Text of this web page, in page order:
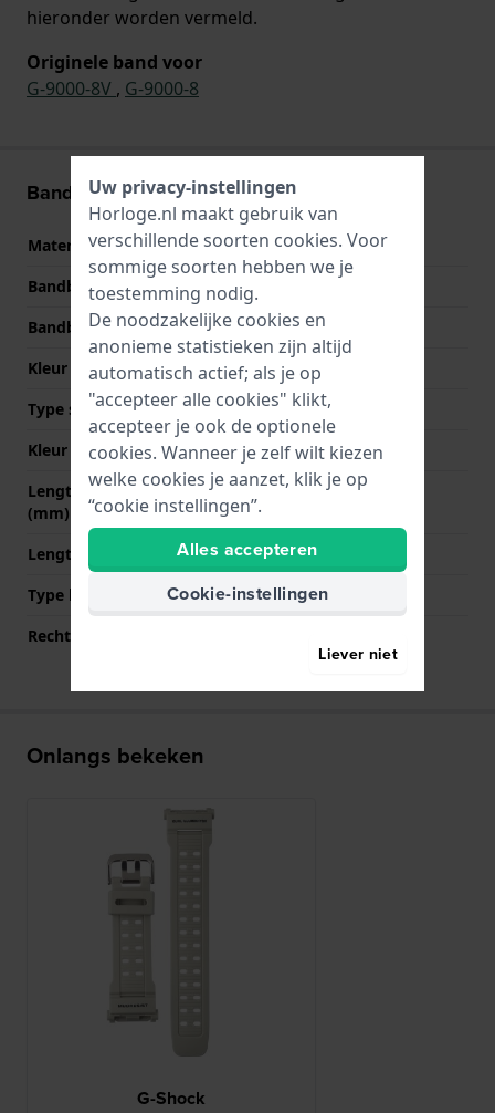
hieronder worden vermeld.
Originele band voor
G-9000-8V , G-9000-8
Band informatie
Materiaal Band
Kunststof
Bandbreedte
27 mm
Bandbreedte bij sluiting
20 mm
Kleur Band
Grijs
Type sluiting
Gesp
Kleur sluiting
Zilver
Lengte band op 12 uur
(mm)
75 mm
Lengte band op 6 uur (mm) 135 mm
Type bevestiging
Schroef
Rechte bandaanzet
Onlangs bekeken
G-Shock
Uw privacy-instellingen
Horloge.nl maakt gebruik van
verschillende soorten cookies. Voor
sommige soorten hebben we je
toestemming nodig.
De noodzakelijke cookies en
anonieme statistieken zijn altijd
automatisch actief; als je op
"accepteer alle cookies" klikt,
accepteer je ook de optionele
cookies. Wanneer je zelf wilt kiezen
welke cookies je aanzet, klik je op
“cookie instellingen”.
Alles accepteren
Cookie-instellingen
Liever niet